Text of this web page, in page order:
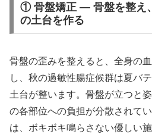
① 骨盤矯正 — 骨盤を整え
の土台を作る
骨盤の歪みを整えると、全身の
し、秋の過敏性腸症候群は夏バ
土台が整います。骨盤が立つと
の各部位への負担が分散されて
は、ボキボキ鳴らさない優しい